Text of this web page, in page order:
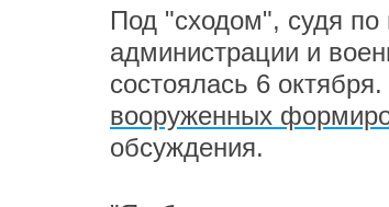
Под "сходом", судя по
администрации и
состоялась 6
вооруженных
обсуждения.